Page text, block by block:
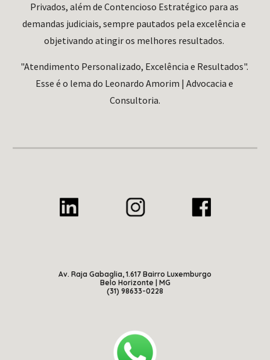
Privados, além de Contencioso Estratégico para as
demandas judiciais, sempre pautados pela excelência e
objetivando atingir os melhores resultados.
"Atendimento Personalizado, Excelência e Resultados".
Esse é o lema do Leonardo Amorim | Advocacia e
Consultoria.
Av. Raja Gabaglia, 1.617 Bairro Luxemburgo
Belo Horizonte | MG
(31) 98633-0228